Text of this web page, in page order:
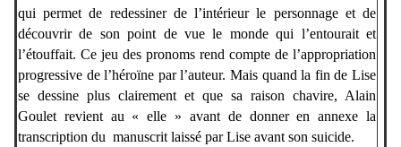
qui permet de redessiner de l’intérieur le personnage et de
découvrir de son point de vue le monde qui l’entourait et
l’étouffait. Ce jeu des pronoms rend compte de l’appropriation
progressive de l’héroïne par l’auteur. Mais quand la fin de Lise
se dessine plus clairement et que sa raison chavire, Alain
Goulet revient au « elle » avant de donner en annexe la
transcription du manuscrit laissé par Lise avant son suicide.